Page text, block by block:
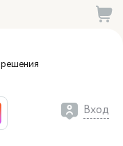
решения
Вход